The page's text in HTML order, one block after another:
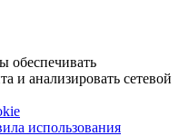
обеспечивать
и анализировать сетевой
использования